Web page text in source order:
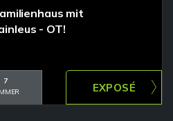
mit
- OT!
7